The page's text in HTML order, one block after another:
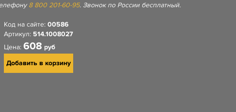
8 800 201-60-95. Звонок по России бесплатный.
Код на сайте: 00586
Артикул: 514.1008027
Цена: 608 руб
Добавить в корзину